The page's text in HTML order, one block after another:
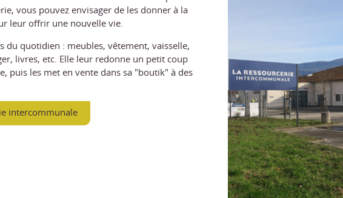
vous pouvez envisager de les donner à la
leur offrir une nouvelle vie.
du quotidien : meubles, vêtement, vaisselle,
livres, etc. Elle leur redonne un petit coup
puis les met en vente dans sa "boutik" à des
intercommunale